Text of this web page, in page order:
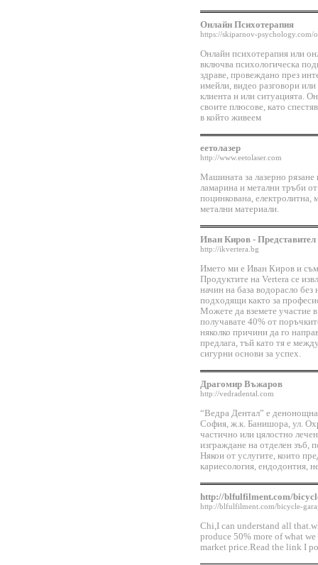
Онлайн Психотерапия
https://skiparnov-psychology.com/
Онлайн психотерапия или
включва психологическа
здраве, провеждано през
имейли, видео разговори
клиента и или ситуацията.
своите плюсове, като
в който живеем
еетолазер
http://www.eetolaser.com
Машината за лазерно рязане
ламарина и метални тръби
поцинкована, електролитна,
метални материали.
Иван Киров -
http://ikvertera.bg
Името ми е Иван Киров и съм
Продуктите на Vertera се
начин на база водорасло без
подходящи както за
Можете да вземете участие
получавате 40% от
няколко причини да го
предлага, тъй като тя е
сигурни основи за успех.
Драгомир Въжаров
http://vedradental.com
“Ведра Дентал” е
София, ж.к. Банишора, ул.
частично или цялостно
изграждане на отделен зъб,
Някои от услугите, които
кариесология, ендодонтия,
http://blfulfilment.com/
http://blfulfilment.com/bicycle-
Chi,I can understand all
produce 50% more of what
market price.Read the link I